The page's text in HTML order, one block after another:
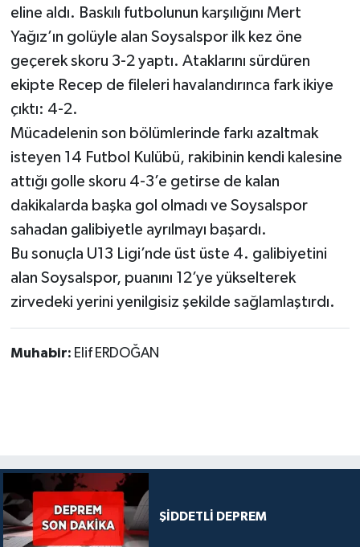
eline aldı. Baskılı futbolunun karşılığını Mert
Yağız’ın golüyle alan Soysalspor ilk kez öne
geçerek skoru 3-2 yaptı. Ataklarını sürdüren
ekipte Recep de fileleri havalandırınca fark ikiye
çıktı: 4-2.
Mücadelenin son bölümlerinde farkı azaltmak
isteyen 14 Futbol Kulübü, rakibinin kendi kalesine
attığı golle skoru 4-3’e getirse de kalan
dakikalarda başka gol olmadı ve Soysalspor
sahadan galibiyetle ayrılmayı başardı.
Bu sonuçla U13 Ligi’nde üst üste 4. galibiyetini
alan Soysalspor, puanını 12’ye yükselterek
zirvedeki yerini yenilgisiz şekilde sağlamlaştırdı.
Muhabir: Elif ERDOĞAN
ŞİDDETLİ DEPREM